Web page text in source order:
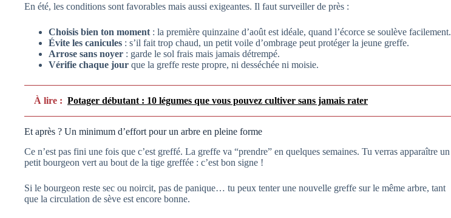
En été, les conditions sont favorables mais aussi exigeantes. Il faut surveiller de près :
Choisis bien ton moment : la première quinzaine d’août est idéale, quand l’écorce se soulève facilement.
Évite les canicules : s’il fait trop chaud, un petit voile d’ombrage peut protéger la jeune greffe.
Arrose sans noyer : garde le sol frais mais jamais détrempé.
Vérifie chaque jour que la greffe reste propre, ni desséchée ni moisie.
À lire : Potager débutant : 10 légumes que vous pouvez cultiver sans jamais rater
Et après ? Un minimum d’effort pour un arbre en pleine forme
Ce n’est pas fini une fois que c’est greffé. La greffe va “prendre” en quelques semaines. Tu verras apparaître un
petit bourgeon vert au bout de la tige greffée : c’est bon signe !
Si le bourgeon reste sec ou noircit, pas de panique… tu peux tenter une nouvelle greffe sur le même arbre, tant
que la circulation de sève est encore bonne.